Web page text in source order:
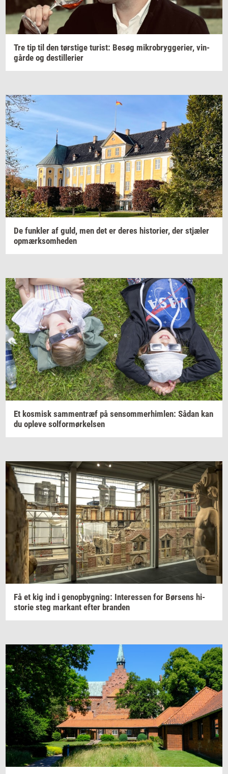
Tre tip til den tørsti­ge turist: Besøg mi­kro­bryg­ge­ri­er, vin­
går­de og destil­le­ri­er
De funk­ler af guld, men det er deres hi­sto­ri­er, der stjæ­ler
op­mærk­som­he­den
Et kos­misk sam­men­træf på sen­som­mer­him­len: Sådan kan
du op­le­ve sol­for­mør­kel­sen
Få et kig ind i genop­byg­ning: In­ter­es­sen for Bør­sens hi­
sto­rie steg mar­kant efter bran­den